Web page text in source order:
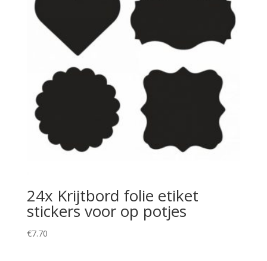
24x Krijtbord folie etiket
stickers voor op potjes
€7.70